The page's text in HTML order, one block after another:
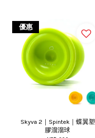
優惠
Skyva 2｜Spintek｜蝶翼塑
膠溜溜球